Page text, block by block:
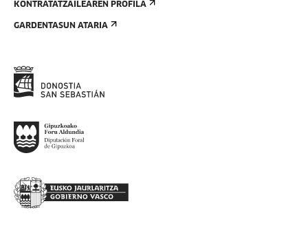
KONTRATATZAILEAREN PROFILA
GARDENTASUN ATARIA